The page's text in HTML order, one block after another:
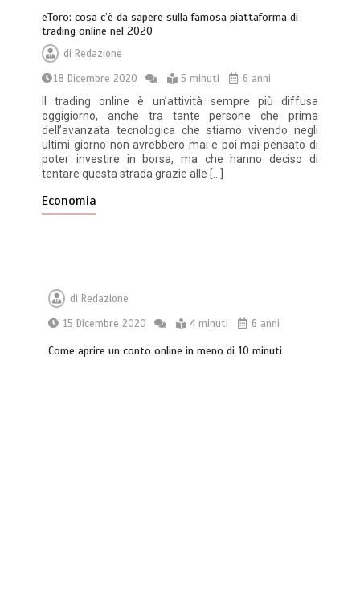
eToro: cosa c’è da sapere sulla famosa piattaforma di
trading online nel 2020
diRedazione
18 Dicembre 2020
5 minuti
6 anni
Il trading online è un’attività sempre più diffusa
oggigiorno, anche tra tante persone che prima
dell’avanzata tecnologica che stiamo vivendo negli
ultimi giorno non avrebbero mai e poi mai pensato di
poter investire in borsa, ma che hanno deciso di
tentare questa strada grazie alle […]
Economia
diRedazione
15 Dicembre 2020
4 minuti 6 anni
Come aprire un conto online in meno di 10 minuti